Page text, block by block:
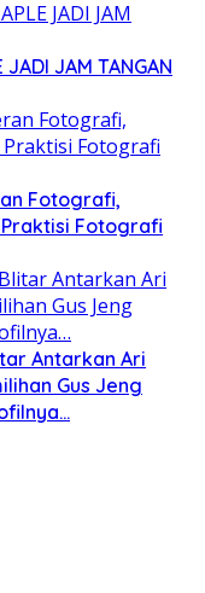
JADI JAM TANGAN
Fotografi,
Praktisi Fotografi
Antarkan Ari
Gus Jeng